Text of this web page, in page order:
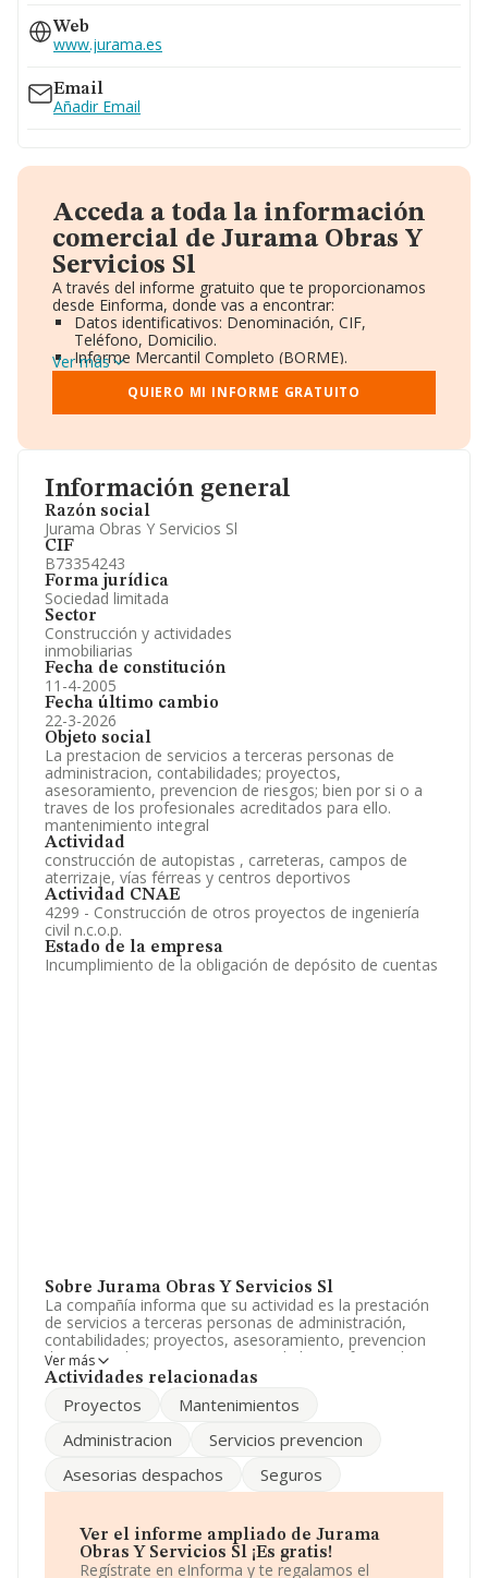
Información general
Razón social
Jurama Obras Y Servicios Sl
CIF
B73354243
Forma jurídica
Sociedad limitada
Sector
Construcción y actividades
inmobiliarias
Fecha de constitución
11-4-2005
Fecha último cambio
22-3-2026
Objeto social
La prestacion de servicios a terceras personas de
administracion, contabilidades; proyectos,
asesoramiento, prevencion de riesgos; bien por si o a
traves de los profesionales acreditados para ello.
mantenimiento integral
Actividad
construcción de autopistas , carreteras, campos de
aterrizaje, vías férreas y centros deportivos
Actividad CNAE
4299 - Construcción de otros proyectos de ingeniería
civil n.c.o.p.
Estado de la empresa
Incumplimiento de la obligación de depósito de cuentas
Sobre Jurama Obras Y Servicios Sl
La compañía informa que su actividad es la prestación
de servicios a terceras personas de administración,
contabilidades; proyectos, asesoramiento, prevencion
de riesgos; bien por si o a traves de los profesionales
acreditados para ello. mantenimiento integral. La
Sociedad Limitada. Su CNAE corresponde a 4299 con
civil n.c.o.p.'. No realiza actividad de importación y/o
Ha tenido el mismo número de profesionales y
número de empleados de la compañía ha estado por
debajo de la media de sector.
Ver más
Actividades relacionadas
Proyectos
Mantenimientos
Administracion
Servicios prevencion
Asesorias despachos
Seguros
Ver el informe ampliado de Jurama
Obras Y Servicios Sl ¡Es gratis!
Regístrate en eInforma y te regalamos el
Web
www.jurama.es
Email
Añadir Email
Acceda a toda la información
comercial de Jurama Obras Y
Servicios Sl
A través del informe gratuito que te proporcionamos
desde Einforma, donde vas a encontrar:
Datos identificativos: Denominación, CIF,
Teléfono, Domicilio.
Informe Mercantil Completo (BORME).
Gráficos de Evolución Ventas y Empleados.
Consejo de Administración y Administradores.
Directivos y Ejecutivos.
Información oficial y registral complementaria.
Ver más
QUIERO MI INFORME GRATUITO